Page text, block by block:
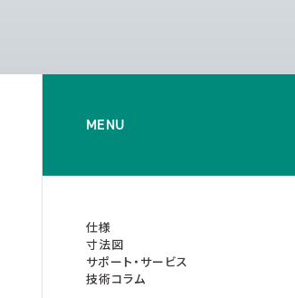
MENU
仕様
寸法図
サポート・サービス
技術コラム